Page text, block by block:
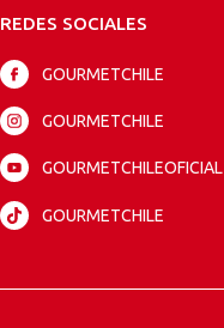
REDES SOCIALES
GOURMETCHILE
GOURMETCHILE
GOURMETCHILEOFICIAL
GOURMETCHILE